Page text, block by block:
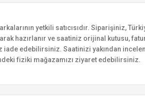
yetkili satıcısıdır. Siparişiniz,
hazırlanır ve saatiniz orijinal kutusu,
iade edebilirsiniz. Saatinizi yakından
fiziki mağazamızı ziyaret edebilirsiniz.